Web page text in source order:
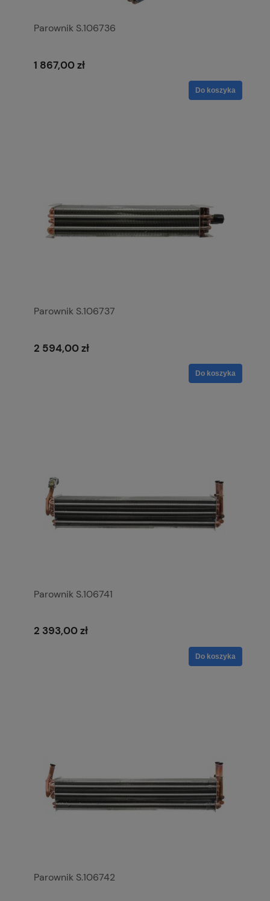
Parownik S.106736
1 867,00 zł
Do koszyka
Parownik S.106737
2 594,00 zł
Do koszyka
Parownik S.106741
2 393,00 zł
Do koszyka
Parownik S.106742